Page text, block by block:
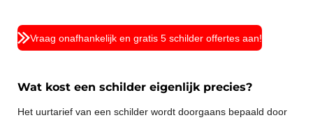
Vraag onafhankelijk en gratis 5 schilder offertes aan!
Wat kost een schilder eigenlijk precies?
Het uurtarief van een schilder wordt doorgaans bepaald door